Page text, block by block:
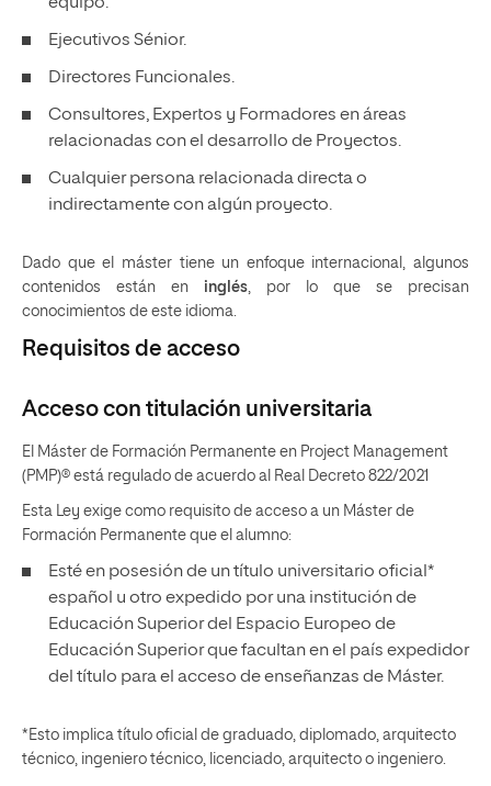
Ejecutivos Sénior.
Directores Funcionales.
Consultores, Expertos y Formadores en áreas
relacionadas con el desarrollo de Proyectos.
Cualquier persona relacionada directa o
indirectamente con algún proyecto.
Dado que el máster tiene un enfoque internacional, algunos
contenidos están en inglés, por lo que se precisan
conocimientos de este idioma.
Requisitos de acceso
Acceso con titulación universitaria
El Máster de Formación Permanente en Project Management
(PMP)® está regulado de acuerdo al Real Decreto 822/2021
Esta Ley exige como requisito de acceso a un Máster de
Formación Permanente que el alumno:
Esté en posesión de un título universitario oficial*
español u otro expedido por una institución de
Educación Superior del Espacio Europeo de
Educación Superior que facultan en el país expedidor
del título para el acceso de enseñanzas de Máster.
*Esto implica título oficial de graduado, diplomado, arquitecto
técnico, ingeniero técnico, licenciado, arquitecto o ingeniero.